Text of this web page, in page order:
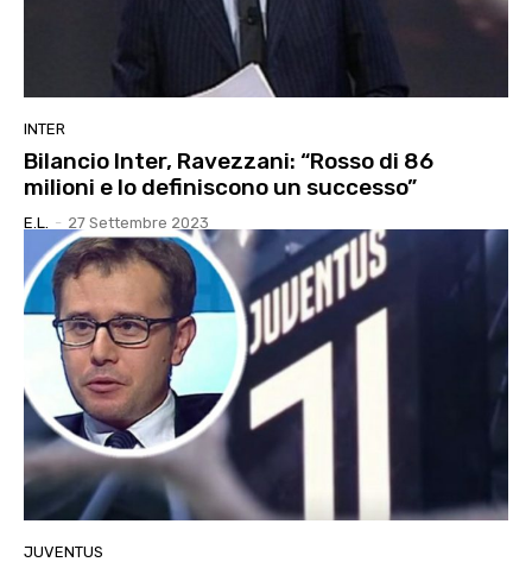
INTER
Bilancio Inter, Ravezzani: “Rosso di 86
milioni e lo definiscono un successo”
E.l. - 27 Settembre 2023
JUVENTUS